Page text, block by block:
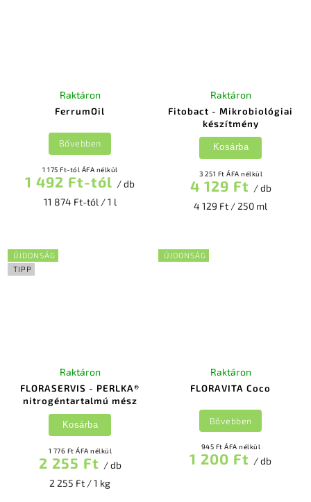
FerrumOil
Raktáron
1 175 Ft-tól ÁFA nélkül
1 492 Ft-tól / db
11 874 Ft-tól / 1 l
Bővebben
Fitobact - Mikrobiológiai
készítmény
Raktáron
3 251 Ft ÁFA nélkül
4 129 Ft / db
4 129 Ft / 250 ml
Kosárba
ÚJDONSÁG
TIPP
FLORASERVIS - PERLKA®
nitrogéntartalmú mész
Raktáron
1 776 Ft ÁFA nélkül
2 255 Ft / db
2 255 Ft / 1 kg
Kosárba
ÚJDONSÁG
FLORAVITA Coco
Raktáron
945 Ft ÁFA nélkül
1 200 Ft / db
Bővebben